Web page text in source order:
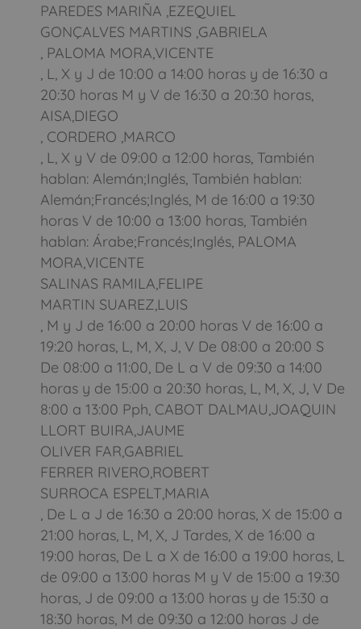
PAREDES MARIÑA ,EZEQUIEL
GONÇALVES MARTINS ,GABRIELA
, PALOMA MORA,VICENTE
, L, X y J de 10:00 a 14:00 horas y de 16:30 a
20:30 horas M y V de 16:30 a 20:30 horas,
AISA,DIEGO
, CORDERO ,MARCO
, L, X y V de 09:00 a 12:00 horas, También
hablan: Alemán;Inglés, También hablan:
Alemán;Francés;Inglés, M de 16:00 a 19:30
horas V de 10:00 a 13:00 horas, También
hablan: Árabe;Francés;Inglés, PALOMA
MORA,VICENTE
SALINAS RAMILA,FELIPE
MARTIN SUAREZ,LUIS
, M y J de 16:00 a 20:00 horas V de 16:00 a
19:20 horas, L, M, X, J, V De 08:00 a 20:00 S
De 08:00 a 11:00, De L a V de 09:30 a 14:00
horas y de 15:00 a 20:30 horas, L, M, X, J, V De
8:00 a 13:00 Pph, CABOT DALMAU,JOAQUIN
LLORT BUIRA,JAUME
OLIVER FAR,GABRIEL
FERRER RIVERO,ROBERT
SURROCA ESPELT,MARIA
, De L a J de 16:30 a 20:00 horas, X de 15:00 a
21:00 horas, L, M, X, J Tardes, X de 16:00 a
19:00 horas, De L a X de 16:00 a 19:00 horas, L
de 09:00 a 13:00 horas M y V de 15:00 a 19:30
horas, J de 09:00 a 13:00 horas y de 15:30 a
18:30 horas, M de 09:30 a 12:00 horas J de